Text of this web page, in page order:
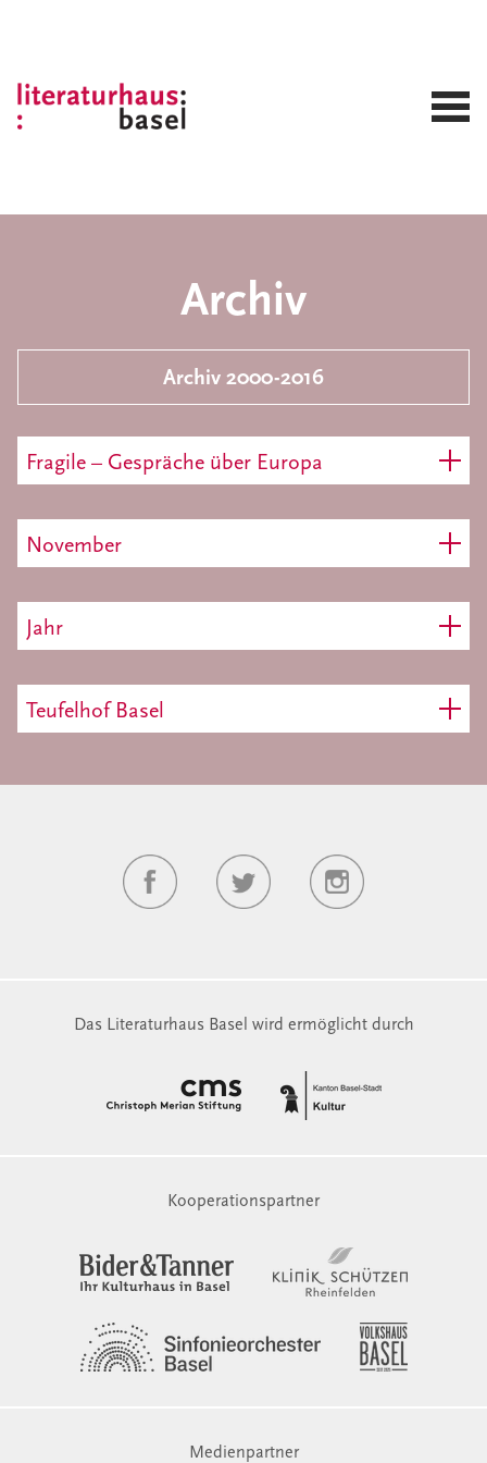
Archiv
Archiv 2000-2016
Fragile – Gespräche über Europa
November
Jahr
Teufelhof Basel
Das Literaturhaus Basel wird ermöglicht durch
Kooperationspartner
Medienpartner